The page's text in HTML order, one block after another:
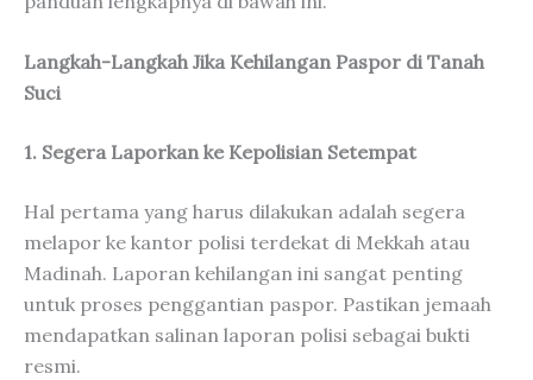
Langkah-Langkah Jika Kehilangan Paspor di Tanah
Suci
1. Segera Laporkan ke Kepolisian Setempat
Hal pertama yang harus dilakukan adalah segera
melapor ke kantor polisi terdekat di Mekkah atau
Madinah. Laporan kehilangan ini sangat penting
untuk proses penggantian paspor. Pastikan jemaah
mendapatkan salinan laporan polisi sebagai bukti
resmi.